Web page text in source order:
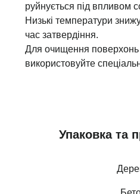
руйнується під впливом
Низькі температури
час затвердіння.
Для очищення поверхонь
використовуйте
Упаковка та